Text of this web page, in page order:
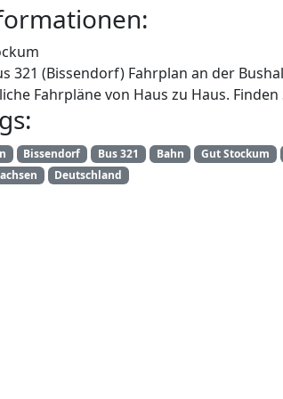
321 (Bissendorf) Fahrplan an der
Fahrpläne von Haus zu Haus.
Bissendorf Bus 321 Bahn Gut Stockum
Deutschland